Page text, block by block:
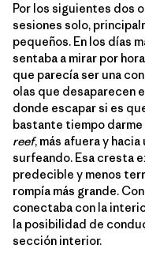
Por los siguientes dos
sesiones solo,
pequeños. En los días
sentaba a mirar por
que parecía ser una
olas que desaparecen
donde escapar si es
bastante tiempo
reef, más afuera y
surfeando. Esa cresta
predecible y menos
rompía más grande. Con
conectaba con la
la posibilidad de
sección interior.